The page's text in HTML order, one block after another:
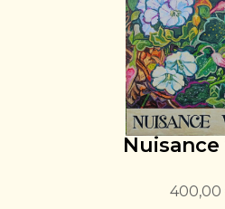
400,00